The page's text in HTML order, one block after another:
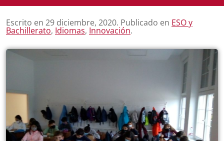
Escrito en 29 diciembre, 2020. Publicado en ESO y
Bachillerato, Idiomas, Innovación.